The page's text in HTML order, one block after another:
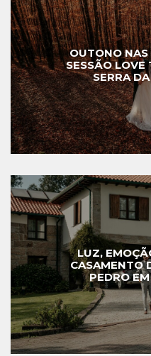
OUTONO
SESSÃO LOVE
SERRA
LUZ,
CASAMENTO
PEDRO